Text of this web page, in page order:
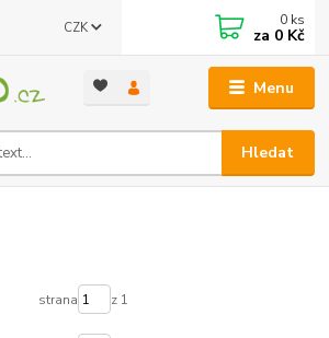
Menu
CZK
Hledat
0 ks
za 0 Kč
strana z 1